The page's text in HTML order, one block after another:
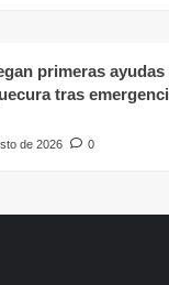
primeras ayudas
tras
de 2026 0